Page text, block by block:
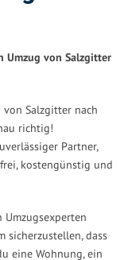
Umzug von Salzgitter
Salzgitter nach
richtig!
Partner,
kostengünstig und
Umzugsexperten
sicherzustellen, dass
eine Wohnung, ein